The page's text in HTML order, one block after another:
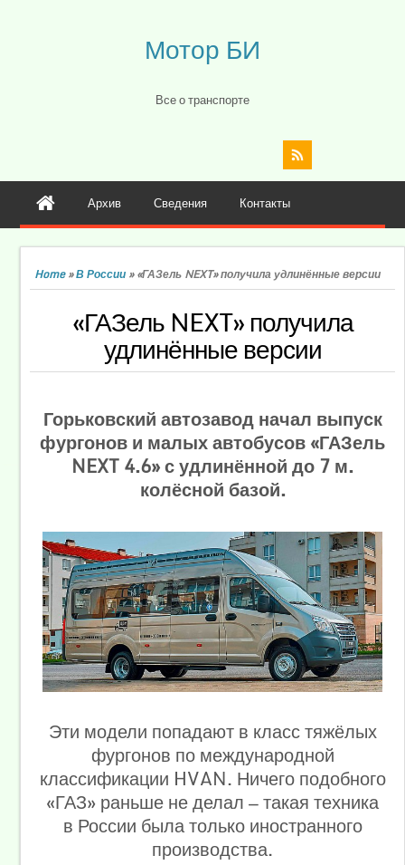
Мотор БИ
Все о транспорте
Архив Сведения Контакты
Home»В России »«ГАЗель NEXT» получила удлинённые версии
«ГАЗель NEXT» получила
удлинённые версии
Горьковский автозавод начал выпуск
фургонов и малых автобусов «ГАЗель
NEXT 4.6» с удлинённой до 7 м.
колёсной базой.
Эти модели попадают в класс тяжёлых
фургонов по международной
классификации HVAN. Ничего подобного
«ГАЗ» раньше не делал — такая техника
в России была только иностранного
производства.